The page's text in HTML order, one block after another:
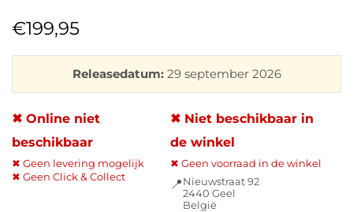
€199,95
Releasedatum:29 september 2026
✖ Online niet
beschikbaar
✖ Geen levering mogelijk
✖ Geen Click & Collect
✖ Niet beschikbaar in
de winkel
✖ Geen voorraad in de winkel
📍Nieuwstraat 92
2440 Geel
België